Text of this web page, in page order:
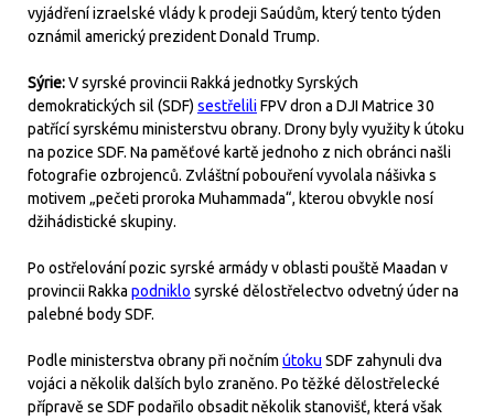
vyjádření izraelské vlády k prodeji Saúdům, který tento týden
oznámil americký prezident Donald Trump.
Sýrie:V syrské provincii Rakká jednotky Syrských
demokratických sil (SDF) sestřeliliFPV dron a DJI Matrice 30
patřící syrskému ministerstvu obrany. Drony byly využity k útoku
na pozice SDF. Na paměťové kartě jednoho z nich obránci našli
fotografie ozbrojenců. Zvláštní pobouření vyvolala nášivka s
motivem „pečeti proroka Muhammada“, kterou obvykle nosí
džihádistické skupiny.
Po ostřelování pozic syrské armády v oblasti pouště Maadan v
provincii Rakka podniklo syrské dělostřelectvo odvetný úder na
palebné body SDF.
Podle ministerstva obrany při nočním útoku SDF zahynuli dva
vojáci a několik dalších bylo zraněno. Po těžké dělostřelecké
přípravě se SDF podařilo obsadit několik stanovišť, která však